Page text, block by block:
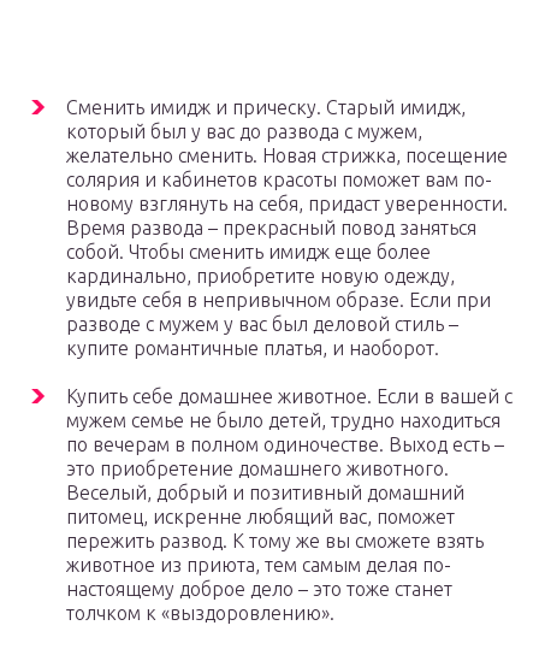
Сменить имидж и прическу. Старый имидж,
который был у вас до развода с мужем,
желательно сменить. Новая стрижка, посещение
солярия и кабинетов красоты поможет вам по-
новому взглянуть на себя, придаст уверенности.
Время развода – прекрасный повод заняться
собой. Чтобы сменить имидж еще более
кардинально, приобретите новую одежду,
увидьте себя в непривычном образе. Если при
разводе с мужем у вас был деловой стиль –
купите романтичные платья, и наоборот.
Купить себе домашнее животное. Если в вашей с
мужем семье не было детей, трудно находиться
по вечерам в полном одиночестве. Выход есть –
это приобретение домашнего животного.
Веселый, добрый и позитивный домашний
питомец, искренне любящий вас, поможет
пережить развод. К тому же вы сможете взять
животное из приюта, тем самым делая по-
настоящему доброе дело – это тоже станет
толчком к «выздоровлению».